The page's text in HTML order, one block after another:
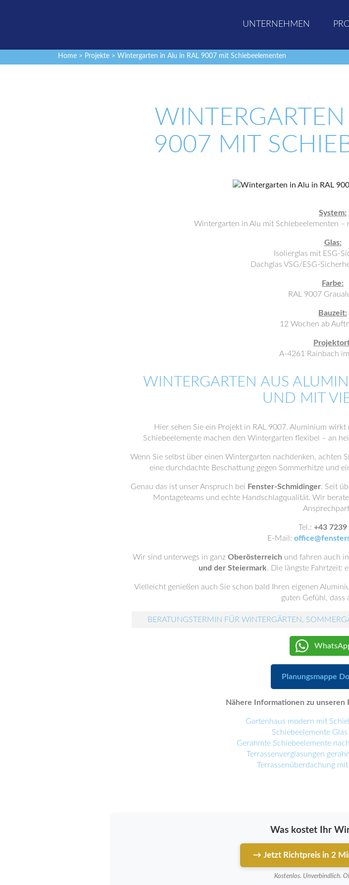
UNTERNEHMEN
Home > Projekte > Wintergarten in Alu in RAL 9007 mit Schiebeelementen
9007 MIT
System:
Wintergarten in Alu mit Schiebeelementen
Glas:
Isolierglas mit ESG-
Dachglas VSG/ESG-
Farbe:
RAL 9007
Bauzeit:
12 Wochen ab
A-4261 Rainbach
WINTERGARTEN AUS
UND MIT
Hier sehen Sie ein Projekt in RAL 9007. Aluminium
Schiebeelemente machen den Wintergarten flexibel – an
Wenn Sie selbst über einen Wintergarten nachdenken, achten
eine durchdachte Beschattung gegen Sommerhitze und
Genau das ist unser Anspruch bei Fenster-Schmidinger. Seit
Montageteams und echte Handschlagqualität. Wir
Tel.: +43 7239
E-Mail:
Wir sind unterwegs in ganz Oberösterreich und fahren auch
und der Steiermark. Die längste Fahrtzeit:
Vielleicht genießen auch Sie schon bald Ihren eigenen
guten Gefühl, dass
BERATUNGSTERMIN FÜR WINTERGÄRTEN,
Planungsmappe
Nähere Informationen zu
Gartenhaus modern mit
Schiebeelemente
Gerahmte Schiebeelemente
Terrassenverglasungen
Terrassenüberdachung
Was kostet Ihr
→ Jetzt Richtpreis in 2
Kostenlos. Unverbindlich.